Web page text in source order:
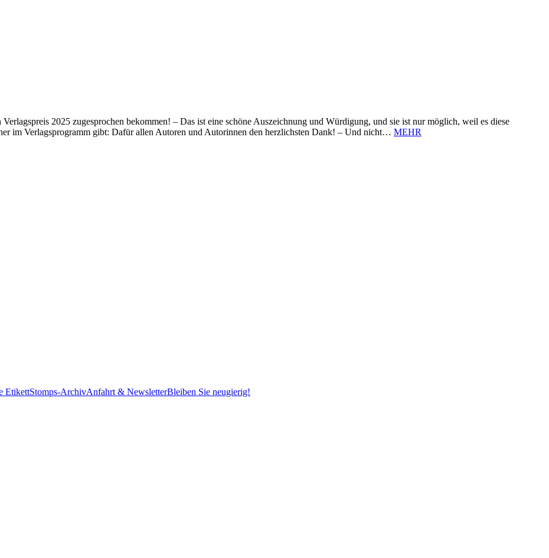
2025 zugesprochen bekommen! – Das ist eine schöne Auszeichnung und Würdigung, und sie ist nur möglich, weil es diese
im Verlagsprogramm gibt: Dafür allen Autoren und Autorinnen den herzlichsten Dank! – Und nicht… MEHR
EtikettStomps-ArchivAnfahrt & NewsletterBleiben Sie neugierig!